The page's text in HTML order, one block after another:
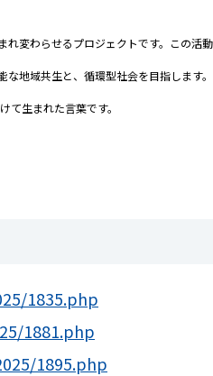
変わらせるプロジェクトです。この活
地域共生と、循環型社会を目指します。
て生まれた言葉です。
1835.php
1881.php
1895.php